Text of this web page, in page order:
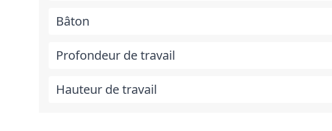
Bâton
Profondeur de travail
Hauteur de travail